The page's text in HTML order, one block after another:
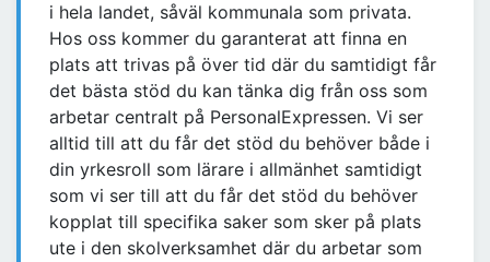
i hela landet, såväl kommunala som privata.
Hos oss kommer du garanterat att finna en
plats att trivas på över tid där du samtidigt får
det bästa stöd du kan tänka dig från oss som
arbetar centralt på PersonalExpressen. Vi ser
alltid till att du får det stöd du behöver både i
din yrkesroll som lärare i allmänhet samtidigt
som vi ser till att du får det stöd du behöver
kopplat till specifika saker som sker på plats
ute i den skolverksamhet där du arbetar som